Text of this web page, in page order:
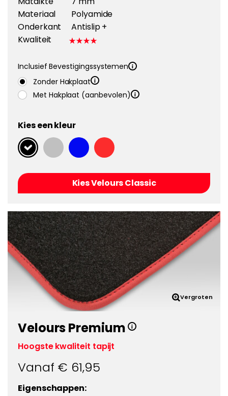
Materiaal
Polyamide
Onderkant
Antislip +
Kwaliteit
Inclusief Bevestigingssystemen
Zonder Hakplaat
Met Hakplaat (aanbevolen)
Kies een kleur
Kies Velours Classic
Vergroten
Velours Premium
Hoogste kwaliteit tapijt
Vanaf € 61,95
Eigenschappen: